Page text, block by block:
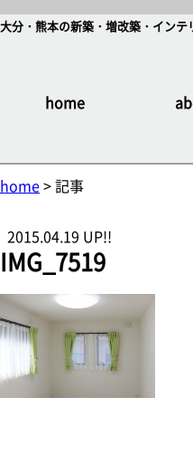
大分・熊本の新築・増改築・イン
home
home > 記事
2015.04.19 UP!!
IMG_7519